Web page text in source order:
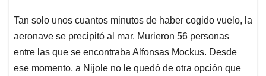
Tan solo unos cuantos minutos de haber cogido vuelo, la
aeronave se precipitó al mar. Murieron 56 personas
entre las que se encontraba Alfonsas Mockus. Desde
ese momento, a Nijole no le quedó de otra opción que